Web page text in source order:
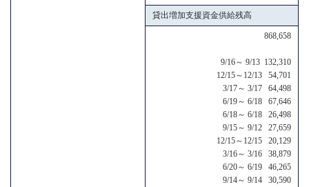
貸出増加支援資金供給残高
868,658
9/16～ 9/13 132,310
12/15～12/13 54,701
3/17～ 3/17 64,498
6/19～ 6/18 67,646
6/18～ 6/18 26,498
9/15～ 9/12 27,659
12/15～12/15 20,129
3/16～ 3/16 38,879
6/20～ 6/19 46,265
9/14～ 9/14 30,590